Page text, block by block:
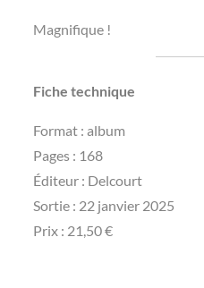
Magnifique !
Fiche technique
Format : album
Pages : ‎168
Éditeur‏ : ‎Delcourt
Sortie : 22 janvier 2025
Prix : 21,50 €